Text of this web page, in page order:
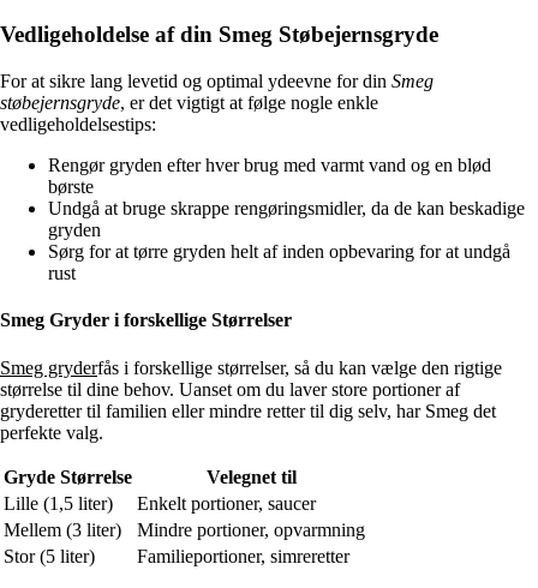
Vedligeholdelse af din Smeg Støbejernsgryde
For at sikre lang levetid og optimal ydeevne for din Smeg
støbejernsgryde, er det vigtigt at følge nogle enkle
vedligeholdelsestips:
Rengør gryden efter hver brug med varmt vand og en blød
børste
Undgå at bruge skrappe rengøringsmidler, da de kan beskadige
gryden
Sørg for at tørre gryden helt af inden opbevaring for at undgå
rust
Smeg Gryder i forskellige Størrelser
Smeg gryderfås i forskellige størrelser, så du kan vælge den rigtige
størrelse til dine behov. Uanset om du laver store portioner af
gryderetter til familien eller mindre retter til dig selv, har Smeg det
perfekte valg.
Gryde Størrelse
Velegnet til
Lille (1,5 liter)
Enkelt portioner, saucer
Mellem (3 liter)
Mindre portioner, opvarmning
Stor (5 liter)
Familieportioner, simreretter